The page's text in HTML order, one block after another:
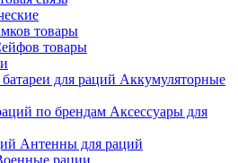
товары
товары
Аккумуляторные
Аксессуары для
Антенны для раций
рации